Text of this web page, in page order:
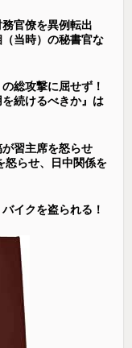
務官僚を異例転出
当時）の秘書官な
総攻撃に屈せず！
を続けるべきか』は
習主席を怒らせ
怒らせ、日中関係を
イクを盗られる！